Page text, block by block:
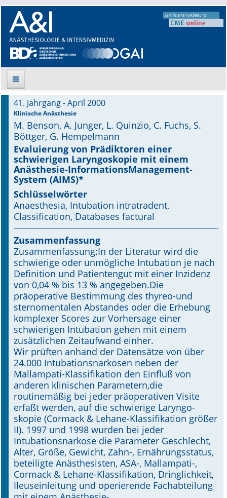
Suche
Aktuelle Ausgabe
Leitlinien
Archiv
Supplements
Supplements OrphanAnesthesia
Online First
A&I English
Mediadaten
Autoren-Service
Bestell-Service
Stellenmarkt
Kongresskalender
41. Jahrgang - April 2000
Klinische Anästhesie
M. Benson, A. Junger, L. Quinzio, C. Fuchs, S.
Böttger, G. Hempelmann
Evaluierung von Prädiktoren einer
schwierigen Laryngoskopie mit einem
Anästhesie-InformationsManagement-
System (AIMS)*
Schlüsselwörter
Anaesthesia, Intubation intratradent,
Classification, Databases factural
Zusammenfassung
Zusammenfassung:In der Literatur wird die
schwierige oder unmögliche Intubation je nach
Definition und Patientengut mit einer Inzidenz
von 0,04 % bis 13 % angegeben.Die
präoperative Bestimmung des thyreo-und
sternomentalen Abstandes oder die Erhebung
komplexer Scores zur Vorhersage einer
schwierigen Intubation gehen mit einem
zusätzlichen Zeitaufwand einher.
Wir prüften anhand der Datensätze von über
24.000 Intubationsnarkosen neben der
Mallampati-Klassifikation den Einfluß von
anderen klinischen Parametern,die
routinemäßig bei jeder präoperativen Visite
erfaßt werden, auf die schwierige Laryngo-
skopie (Cormack & Lehane-Klassifikation größer
II). 1997 und 1998 wurden bei jeder
Intubationsnarkose die Parameter Geschlecht,
Alter, Größe, Gewicht, Zahn-, Ernährungsstatus,
beteiligte Anästhesisten, ASA-, Mallampati-,
Cormack & Lehane-Klassifikation, Dringlichkeit,
Ileuseinleitung und operierende Fachabteilung